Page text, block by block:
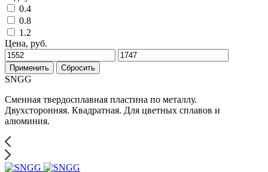
0.4
0.8
1.2
Цена, руб.
Применить Сбросить
SNGG
Сменная твердосплавная пластина по металлу.
Двухсторонняя. Квадратная. Для цветных сплавов и
алюминия.